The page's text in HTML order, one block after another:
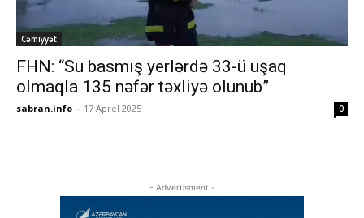
Cəmiyyət
FHN: “Su basmış yerlərdə 33-ü uşaq
olmaqla 135 nəfər təxliyə olunub”
sabran.info - 17 Aprel 2025 0
- Advertisment -